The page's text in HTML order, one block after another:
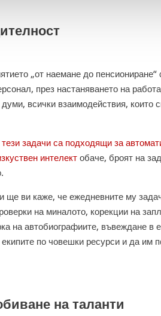
„от наемане до
през настаняването на
всички взаимодействия, които
задачи са подходящи за
интелектобаче, броят на
ще ви каже, че ежедневните му
на миналото, корекции на
на автобиографиите, въвеждане в
по човешки ресурси и да им
на таланти